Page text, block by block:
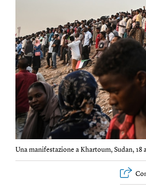
Una manifestazione a Khartoum, Sudan, 18